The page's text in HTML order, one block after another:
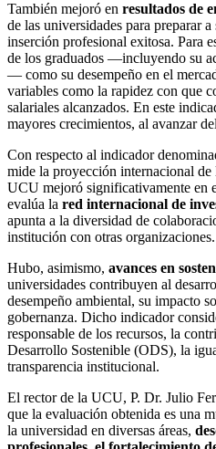
También mejoró en resultados de
de las universidades para preparar a
inserción profesional exitosa. Para
de los graduados —incluyendo su
— como su desempeño en el
variables como la rapidez con que
salariales alcanzados. En este
mayores crecimientos, al avanzar
Con respecto al indicador
mide la proyección internacional
UCU mejoró significativamente en
evalúa la red internacional de
apunta a la diversidad de
institución con otras organizaciones.
Hubo, asimismo, avances en
universidades contribuyen al
desempeño ambiental, su impacto
gobernanza. Dicho indicador
responsable de los recursos, la
Desarrollo Sostenible (ODS), la
transparencia institucional.
El rector de la UCU, P. Dr. Julio
que la evaluación obtenida es una
la universidad en diversas áreas,